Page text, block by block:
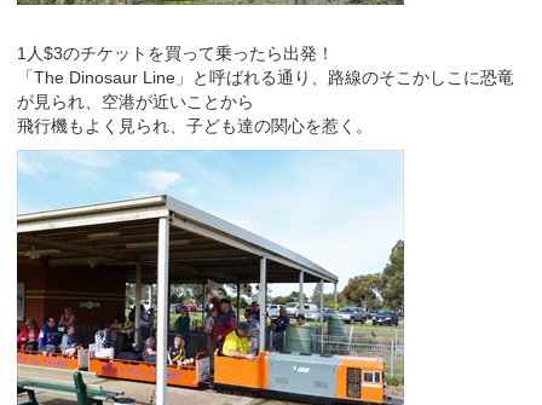
1人$3のチケットを買って乗ったら出発！
「The Dinosaur Line」と呼ばれる通り、路線のそこかしこに恐竜
が見られ、空港が近いことから
飛行機もよく見られ、子ども達の関心を惹く。